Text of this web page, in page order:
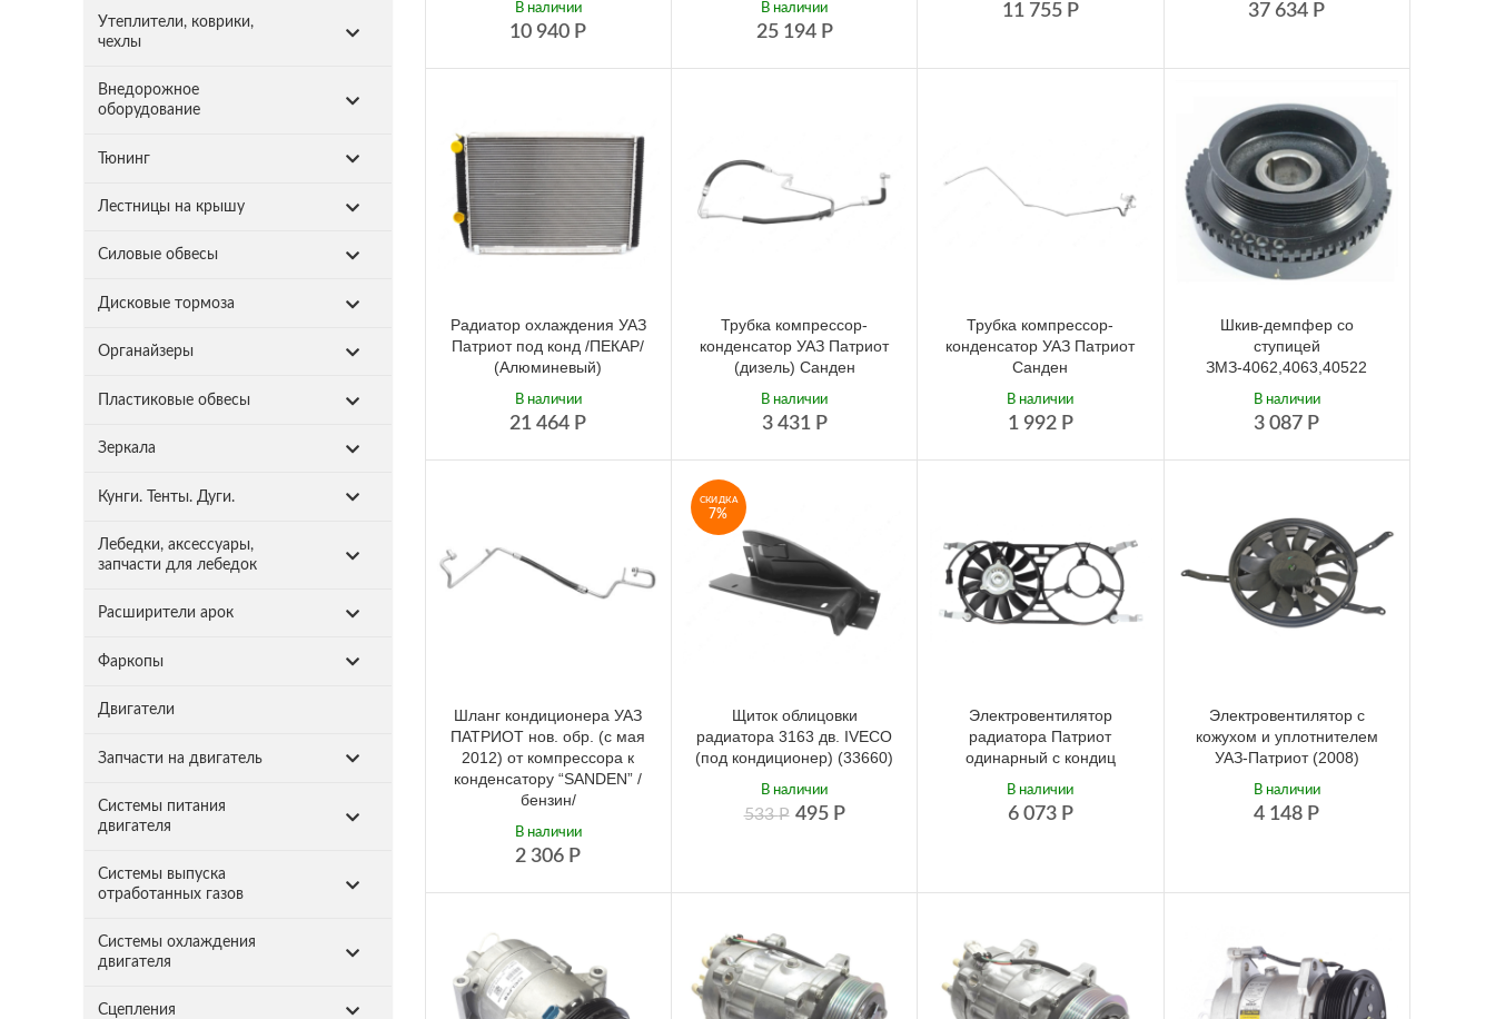
Утеплители, коврики,
чехлы
Внедорожное
оборудование
Тюнинг
Лестницы на крышу
Силовые обвесы
Дисковые тормоза
Органайзеры
Пластиковые обвесы
Зеркала
Кунги. Тенты. Дуги.
Лебедки, аксессуары,
запчасти для лебедок
Расширители арок
Фаркопы
Двигатели
Запчасти на двигатель
Системы питания
двигателя
Системы выпуска
отработанных газов
Системы охлаждения
двигателя
Сцепления
10 940 Р
В наличии
25 194 Р
В наличии 11 755 Р 37 634 Р
Радиатор охлаждения УАЗ
Патриот под конд /ПЕКАР/
(Алюминевый)
21 464 Р
В наличии
Трубка компрессор-
конденсатор УАЗ Патриот
(дизель) Санден
3 431 Р
В наличии
Трубка компрессор-
конденсатор УАЗ Патриот
Санден
1 992 Р
В наличии
Шкив-демпфер со
ступицей
ЗМЗ-4062,4063,40522
3 087 Р
В наличии
Шланг кондиционера УАЗ
ПАТРИОТ нов. обр. (с мая
2012) от компрессора к
конденсатору “SANDEN” /
бензин/
2 306 Р
В наличии
СКИДКА
7%
Щиток облицовки
радиатора 3163 дв. IVECO
(под кондиционер) (33660)
533Р 495 Р
В наличии
Электровентилятор
радиатора Патриот
одинарный с кондиц
6 073 Р
В наличии
Электровентилятор с
кожухом и уплотнителем
УАЗ-Патриот (2008)
4 148 Р
В наличии